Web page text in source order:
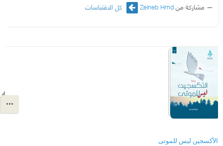
مشاركة منZeineb Hmd كل الاقتباسات
الأكسجين ليس للموتى